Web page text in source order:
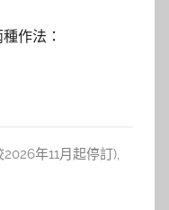
作法：
年11月起停訂),